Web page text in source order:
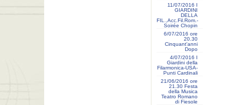
11/07/2016 I
GIARDINI
DELLA
FIL.,Acc.Fil.Rom.-
Soirée Chopin
6/07/2016 ore
20.30
Cinquant'anni
Dopo
4/07/2016 I
Giardini della
Filarmonica-USA-
Punti Cardinali
21/06/2016 ore
21.30 Festa
della Musica
Teatro Romano
di Fiesole